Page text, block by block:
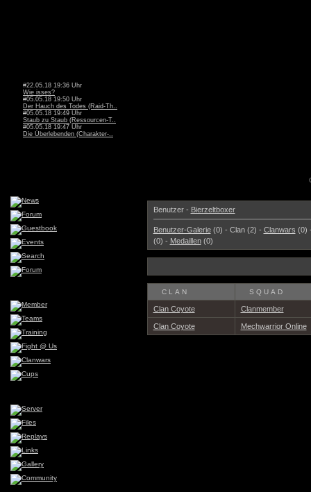
#22.05.18 19:36 Uhr
Wie isses?
#05.05.18 19:50 Uhr
Der Hauch des Todes (Raid-Th..
#05.05.18 19:49 Uhr
Staub zu Staub (Ressourcen-T..
#05.05.18 19:47 Uhr
Die Überlebenden (Charakter-..
Benutzer - Bierzeltboxer
Benutzer-Galerie(0) - Clan (2) - Clanwars (0)
(0) - Medaillen(0)
CLAN SQUAD
Clan Coyote Clanmember
Clan Coyote Mechwarrior Online